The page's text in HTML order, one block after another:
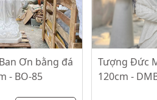
Ơn bằng đá
- BO-85
Tượng Đức
120cm -